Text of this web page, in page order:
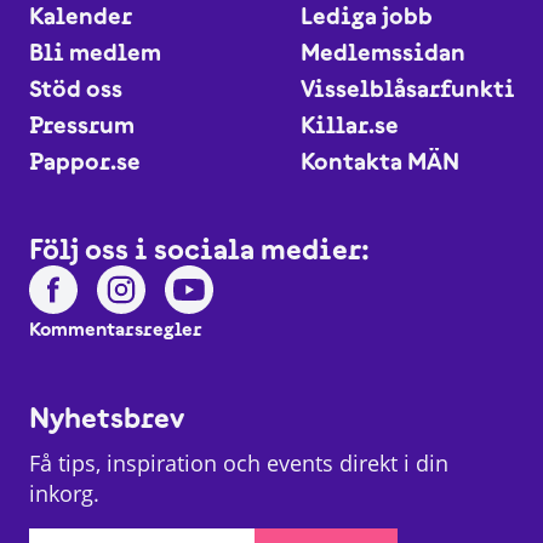
Kalender
Lediga jobb
Bli medlem
Medlemssidan
Stöd oss
Visselblåsarfunktion
Pressrum
Killar.se
Pappor.se
Kontakta MÄN
Följ oss i sociala medier:
Kommentarsregler
Nyhetsbrev
Få tips, inspiration och events direkt i din
inkorg.